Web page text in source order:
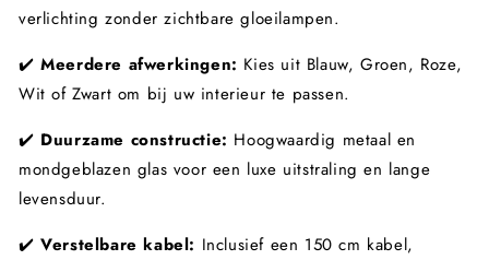
verlichting zonder zichtbare gloeilampen.
✔️Meerdere afwerkingen: Kies uit Blauw, Groen, Roze,
Wit of Zwart om bij uw interieur te passen.
✔️ Duurzame constructie: Hoogwaardig metaal en
mondgeblazen glas voor een luxe uitstraling en lange
levensduur.
✔️Verstelbare kabel: Inclusief een 150 cm kabel,